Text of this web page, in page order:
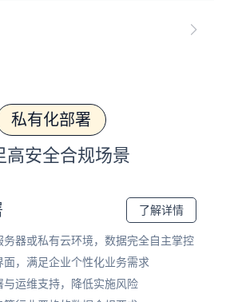
私有化部署
高安全合规场景
了解详情
务器或私有云环境，数据完全自主掌控
面，满足企业个性化业务需求
与运维支持，降低实施风险